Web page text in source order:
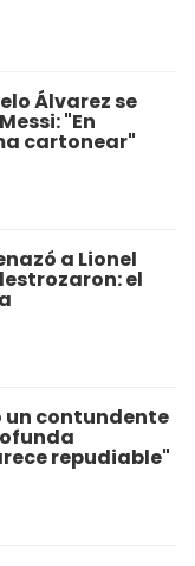
Álvarez se
"En
cartonear"
a Lionel
el
un contundente
repudiable"